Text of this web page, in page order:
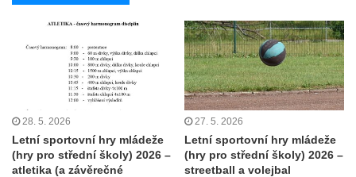
28. 5. 2026
Letní sportovní hry mládeže
(hry pro střední školy) 2026 –
atletika (a závěrečné
27. 5. 2026
Letní sportovní hry mládeže
(hry pro střední školy) 2026 –
streetball a volejbal